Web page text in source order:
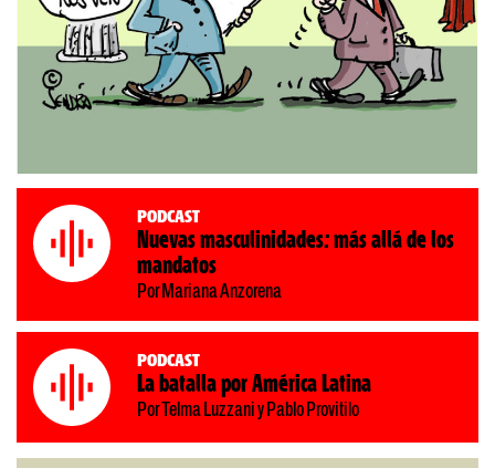
Podcast
Nuevas masculinidades: más allá de los
mandatos
Por Mariana Anzorena
Podcast
La batalla por América Latina
Por Telma Luzzani y Pablo Provitilo